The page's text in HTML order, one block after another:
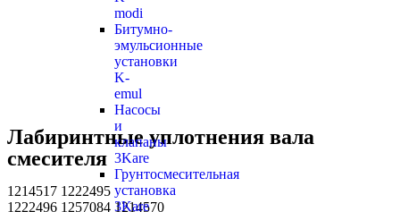
modi
Битумно-
эмульсионные
установки
K-
emul
Насосы
и
клапаны
3Kare
Грунтосмесительная
установка
3Kare
Лабиринтные уплотнения вала
смесителя
1214517 1222495
1222496 1257084 1214570